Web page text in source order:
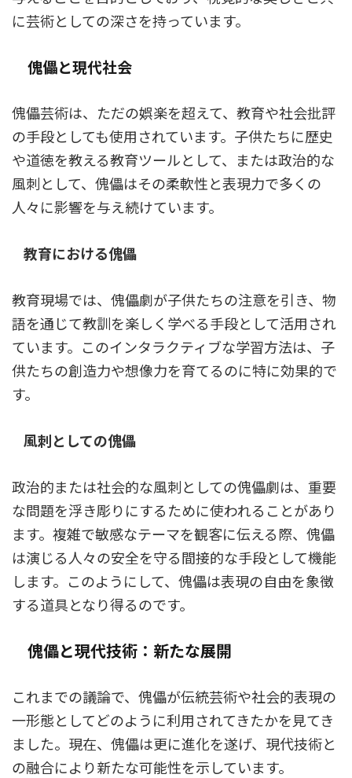
に芸術としての深さを持っています。
傀儡と現代社会
傀儡芸術は、ただの娯楽を超えて、教育や社会批評
の手段としても使用されています。子供たちに歴史
や道徳を教える教育ツールとして、または政治的な
風刺として、傀儡はその柔軟性と表現力で多くの
人々に影響を与え続けています。
教育における傀儡
教育現場では、傀儡劇が子供たちの注意を引き、物
語を通じて教訓を楽しく学べる手段として活用され
ています。このインタラクティブな学習方法は、子
供たちの創造力や想像力を育てるのに特に効果的で
す。
風刺としての傀儡
政治的または社会的な風刺としての傀儡劇は、重要
な問題を浮き彫りにするために使われることがあり
ます。複雑で敏感なテーマを観客に伝える際、傀儡
は演じる人々の安全を守る間接的な手段として機能
します。このようにして、傀儡は表現の自由を象徴
する道具となり得るのです。
傀儡と現代技術：新たな展開
これまでの議論で、傀儡が伝統芸術や社会的表現の
一形態としてどのように利用されてきたかを見てき
ました。現在、傀儡は更に進化を遂げ、現代技術と
の融合により新たな可能性を示しています。